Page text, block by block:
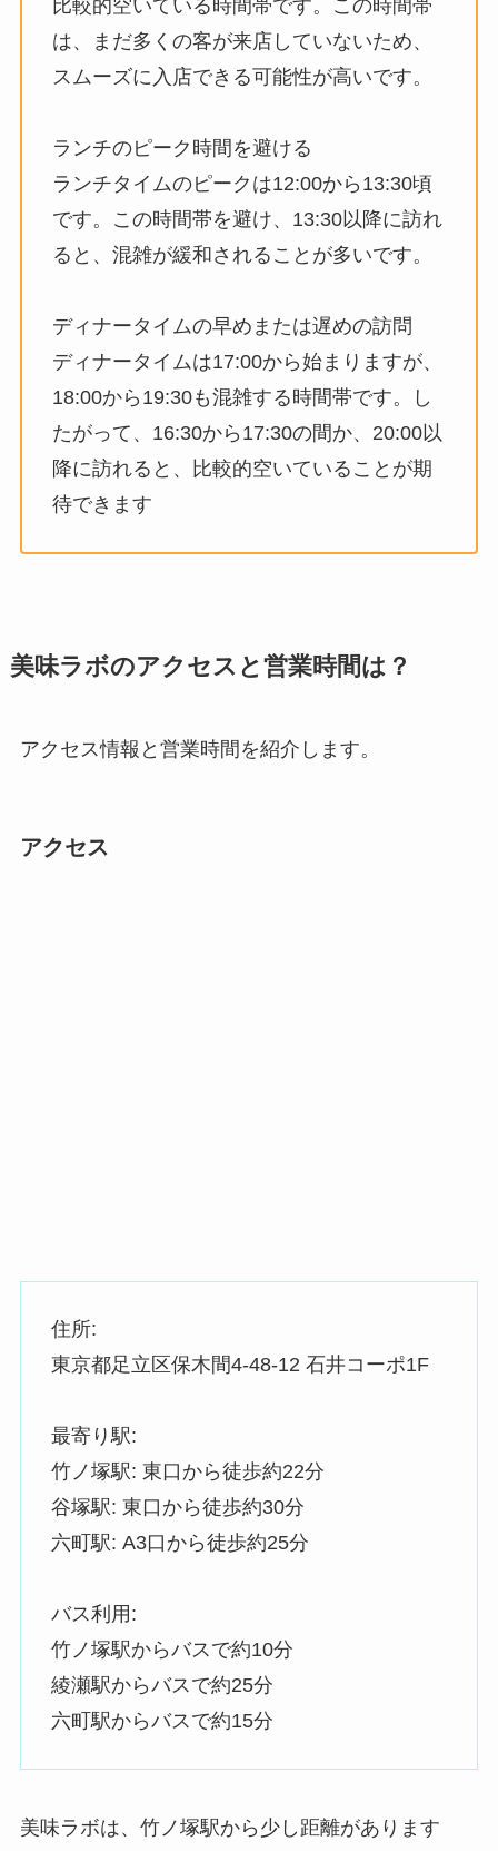
比較的空いている時間帯です。この時間帯
は、まだ多くの客が来店していないため、
スムーズに入店できる可能性が高いです。
ランチのピーク時間を避ける
ランチタイムのピークは12:00から13:30頃
です。この時間帯を避け、13:30以降に訪れ
ると、混雑が緩和されることが多いです。
ディナータイムの早めまたは遅めの訪問
ディナータイムは17:00から始まりますが、
18:00から19:30も混雑する時間帯です。し
たがって、16:30から17:30の間か、20:00以
降に訪れると、比較的空いていることが期
待できます
美味ラボのアクセスと営業時間は？
アクセス情報と営業時間を紹介します。
アクセス
住所:
東京都足立区保木間4-48-12 石井コーポ1F
最寄り駅:
竹ノ塚駅: 東口から徒歩約22分
谷塚駅: 東口から徒歩約30分
六町駅: A3口から徒歩約25分
バス利用:
竹ノ塚駅からバスで約10分
綾瀬駅からバスで約25分
六町駅からバスで約15分
美味ラボは、竹ノ塚駅から少し距離があります